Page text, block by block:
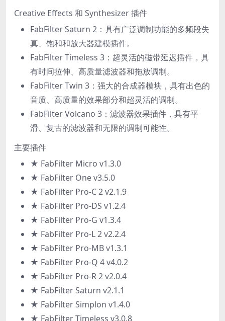
Creative Effects 和 Synthesizer 插件
FabFilter Saturn 2：具有广泛调制功能的多频段失
真、饱和和放大器建模插件。
FabFilter Timeless 3：超灵活的磁带延迟插件，具
有时间拉伸、高质量滤波器和拖放调制。
FabFilter Twin 3：强大的合成器模块，具有出色的
音质、高质量的效果部分和超灵活的调制。
FabFilter Volcano 3：滤波器效果插件，具有平
滑、复古的滤波器和无限的调制可能性。
主要插件
★ FabFilter Micro v1.3.0
★ FabFilter One v3.5.0
★ FabFilter Pro-C 2 v2.1.9
★ FabFilter Pro-DS v1.2.4
★ FabFilter Pro-G v1.3.4
★ FabFilter Pro-L 2 v2.2.4
★ FabFilter Pro-MB v1.3.1
★ FabFilter Pro-Q 4 v4.0.2
★ FabFilter Pro-R 2 v2.0.4
★ FabFilter Saturn v2.1.1
★ FabFilter Simplon v1.4.0
★ FabFilter Timeless v3.0.8